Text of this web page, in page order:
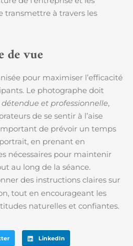
transmettre à travers les
de vue
pour maximiser l’efficacité
Le photographe doit
et professionnelle,
de se sentir à l’aise
de prévoir un temps
en prenant en
nécessaires pour maintenir
au long de la séance.
des instructions claires sur
tout en encourageant les
naturelles et confiantes.
LinkedIn